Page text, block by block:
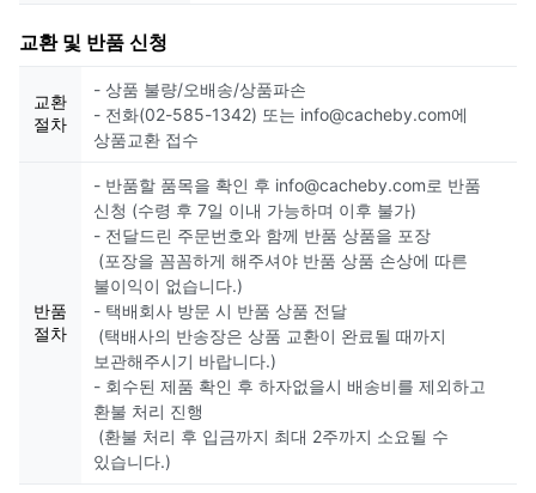
교환 및 반품 신청
교환
절차
- 상품 불량/오배송/상품파손
- 전화(02-585-1342) 또는 info@cacheby.com에
상품교환 접수
반품
절차
- 반품할 품목을 확인 후 info@cacheby.com로 반품
신청 (수령 후 7일 이내 가능하며 이후 불가)
- 전달드린 주문번호와 함께 반품 상품을 포장
(포장을 꼼꼼하게 해주셔야 반품 상품 손상에 따른
불이익이 없습니다.)
- 택배회사 방문 시 반품 상품 전달
(택배사의 반송장은 상품 교환이 완료될 때까지
보관해주시기 바랍니다.)
- 회수된 제품 확인 후 하자없을시 배송비를 제외하고
환불 처리 진행
(환불 처리 후 입금까지 최대 2주까지 소요될 수
있습니다.)